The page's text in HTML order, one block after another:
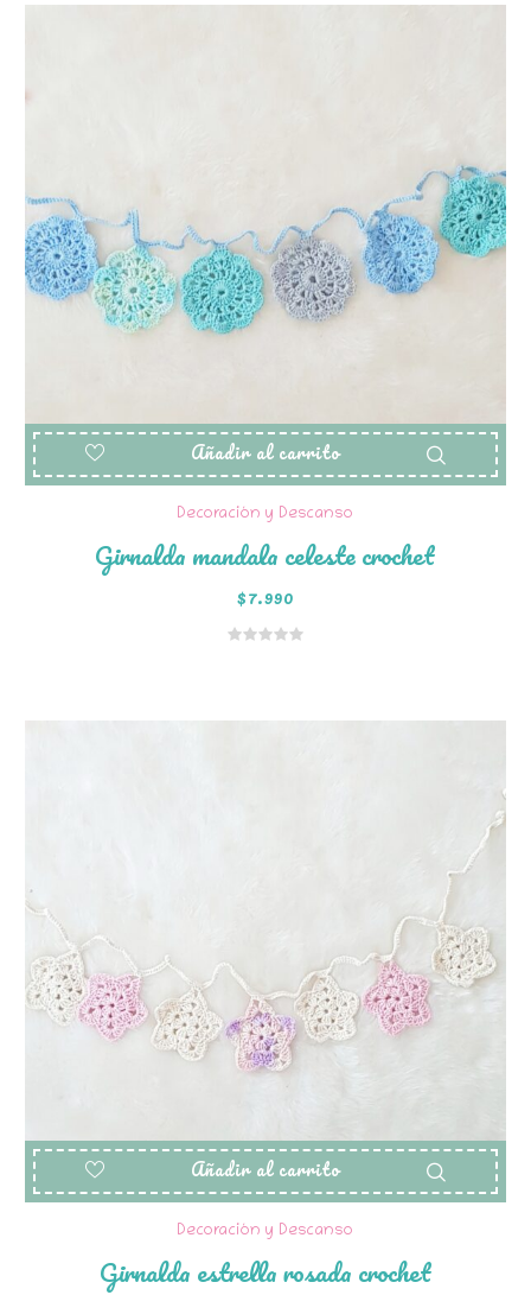
Añadir al carrito
Decoración y Descanso
Girnalda mandala celeste crochet
$7.990
Añadir al carrito
Decoración y Descanso
Girnalda estrella rosada crochet